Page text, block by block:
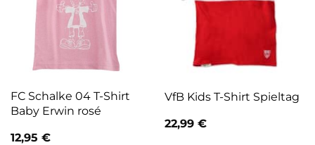
FC Schalke 04 T-Shirt
Baby Erwin rosé
12,95 €
VfB Kids T-Shirt Spieltag
22,99 €